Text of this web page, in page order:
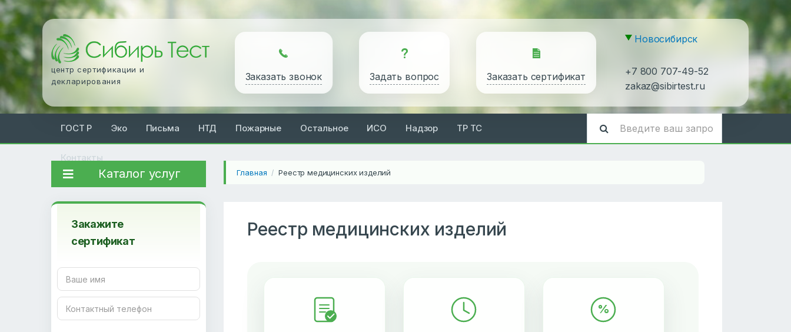
центр сертификации и
декларирования
Заказать звонок Задать вопрос Заказать сертификат
Новосибирск
+7 800 707-49-52
zakaz@sibirtest.ru
ГОСТ Р Эко Письма НТД Пожарные Остальное ИСО Надзор ТР ТС
Контакты
Каталог услуг
Закажите
сертификат
Главная / Реестр медицинских изделий
Реестр медицинских изделий
%